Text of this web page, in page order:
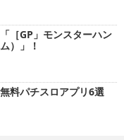
［GP」モンスターハン
）」！
料パチスロアプリ6選